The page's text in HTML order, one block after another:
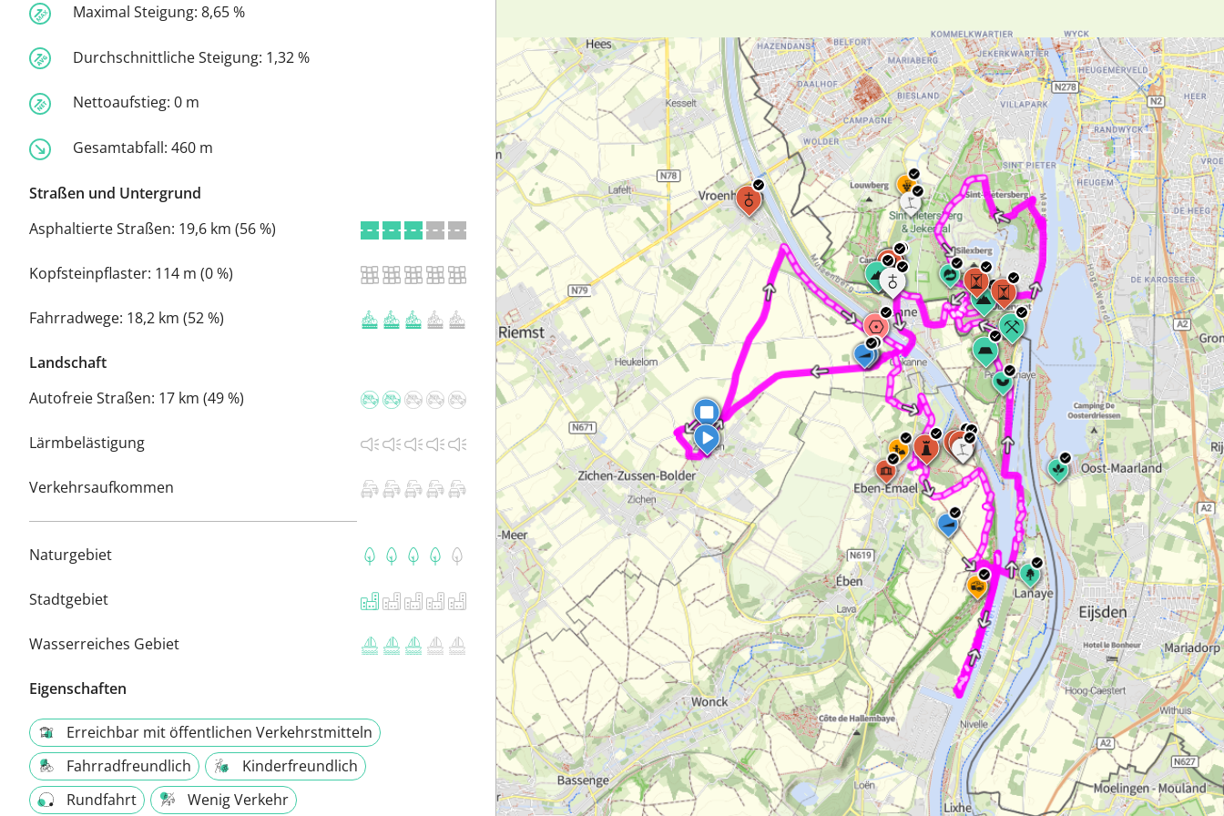
Maximal Steigung: 8,65 %
Durchschnittliche Steigung: 1,32 %
Nettoaufstieg: 0 m
Gesamtabfall: 460 m
Straßen und Untergrund
Asphaltierte Straßen: 19,6 km (56 %)
Kopfsteinpflaster: 114 m (0 %)
Fahrradwege: 18,2 km (52 %)
Landschaft
Autofreie Straßen: 17 km (49 %)
Lärmbelästigung
Verkehrsaufkommen
Naturgebiet
Stadtgebiet
Wasserreiches Gebiet
Eigenschaften
Erreichbar mit öffentlichen Verkehrstmitteln
Fahrradfreundlich
Kinderfreundlich
Rundfahrt
Wenig Verkehr